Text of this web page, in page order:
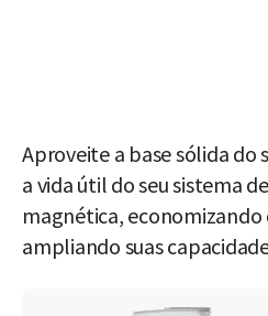
Aproveite a base sólida do
a vida útil do seu sistema
magnética, economizando
ampliando suas